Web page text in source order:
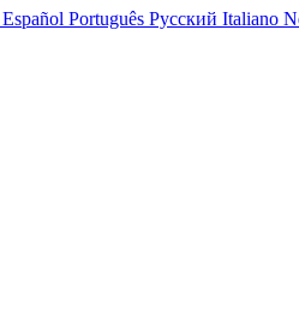
Español Português Русский Italiano